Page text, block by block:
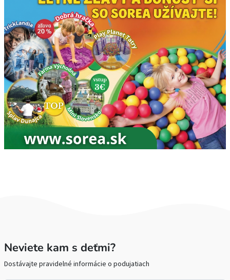
Neviete kam s deťmi?
Dostávajte pravidelné informácie o podujatiach